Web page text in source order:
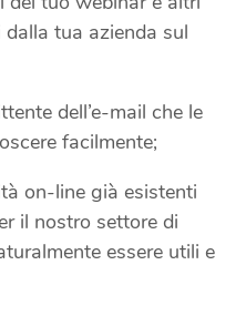
dalla tua azienda sul
dell’e-mail che le
facilmente;
on-line già esistenti
il nostro settore di
essere utili e